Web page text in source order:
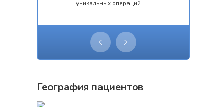
уникальных операций.
География пациентов